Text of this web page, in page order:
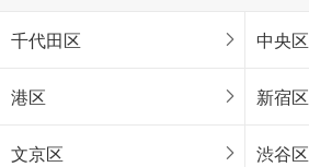
千代田区 中央区
港区 新宿区
文京区 渋谷区